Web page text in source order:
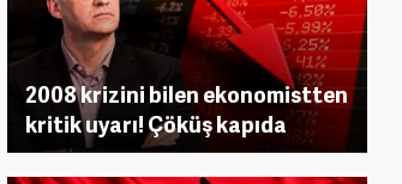
2008 krizini bilen ekonomistten
kritik uyarı! Çöküş kapıda